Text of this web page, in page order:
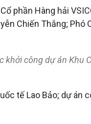
phần Hàng hải
Chiến Thắng; Phó
công dự án Khu
tế Lao Bảo; dự